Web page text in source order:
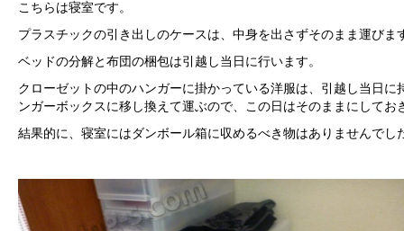
こちらは寝室です。
プラスチックの引き出しのケースは、中身を出さずそのまま運びま
ベッドの分解と布団の梱包は引越し当日に行います。
クローゼットの中のハンガーに掛かっている洋服は、引越し当日に
ンガーボックスに移し換えて運ぶので、この日はそのままにしてお
結果的に、寝室にはダンボール箱に収めるべき物はありませんでし